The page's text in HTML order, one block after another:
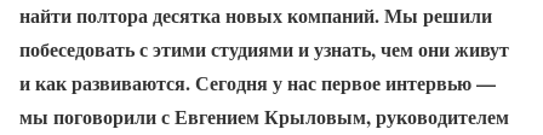
найти полтора десятка новых компаний. Мы решили
побеседовать с этими студиями и узнать, чем они живут
и как развиваются. Сегодня у нас первое интервью —
мы поговорили с Евгением Крыловым, руководителем